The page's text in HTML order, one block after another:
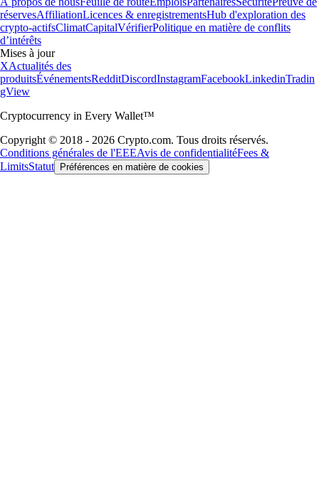
réservesAffiliationLicences & enregistrementsHub d'exploration des
crypto-actifsClimatCapitalVérifierPolitique en matière de conflits
d’intérêts
Mises à jour
XActualités des
produitsÉvénementsRedditDiscordInstagramFacebookLinkedinTradin
gView
Cryptocurrency in Every Wallet™
Copyright © 2018 - 2026 Crypto.com. Tous droits réservés.
Conditions générales de l'EEEAvis de confidentialitéFees &
LimitsStatut Préférences en matière de cookies